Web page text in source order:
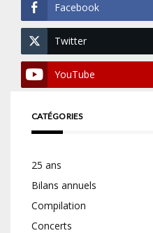
Facebook
Twitter
YouTube
CATÉGORIES
25 ans
Bilans annuels
Compilation
Concerts